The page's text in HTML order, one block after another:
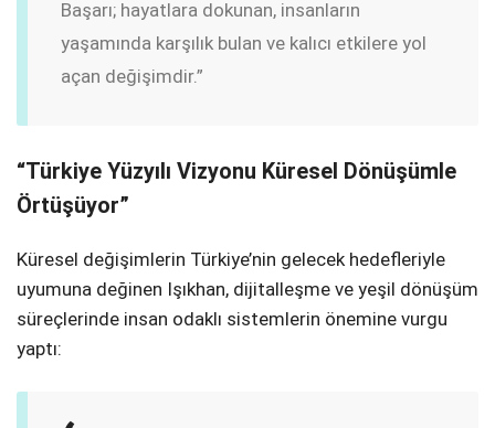
Başarı; hayatlara dokunan, insanların
yaşamında karşılık bulan ve kalıcı etkilere yol
açan değişimdir.”
“Türkiye Yüzyılı Vizyonu Küresel Dönüşümle
Örtüşüyor”
Küresel değişimlerin Türkiye’nin gelecek hedefleriyle
uyumuna değinen Işıkhan, dijitalleşme ve yeşil dönüşüm
süreçlerinde insan odaklı sistemlerin önemine vurgu
yaptı: